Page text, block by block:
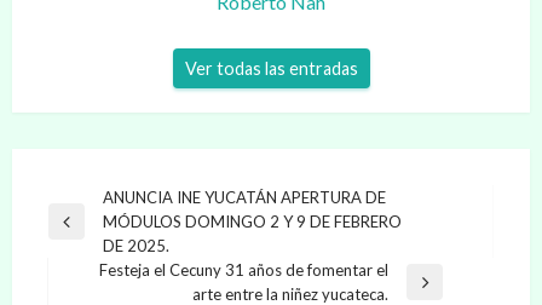
Ver todas las entradas
Navegación
de
entradas
Entrada
anterior
ANUNCIA INE YUCATÁN APERTURA DE
MÓDULOS DOMINGO 2 Y 9 DE FEBRERO
DE 2025.
Festeja el Cecuny 31 años de fomentar el
arte entre la niñez yucateca.